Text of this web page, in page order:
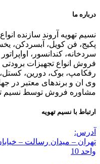
درباره ما
نسیم تهویه آروند سازنده
پکیج، فن کویل، آبسردکن،
سردخانه، کندانسور،
فروش انواع تجهیزات برودتی
رفکامپ، بوک، دورین،
وی ان و برندهای معتبر در
مشاوره فروش توسط نسیم
ارتباط با نسیم تهویه
آدرس:
واحد 10